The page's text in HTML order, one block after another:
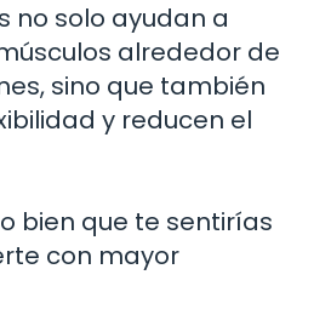
no solo ayudan a
alrededor de
sino que también
y reducen el
bien que te sentirías
con mayor